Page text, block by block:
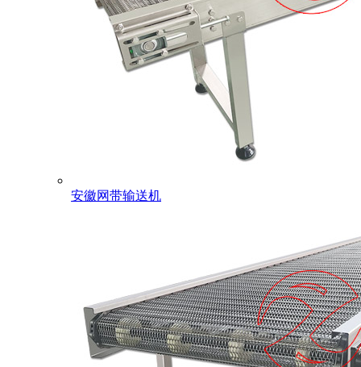
安徽网带输送机